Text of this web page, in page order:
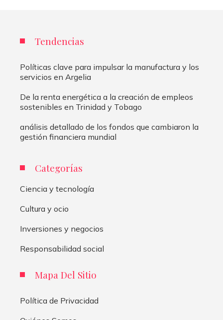
Tendencias
Políticas clave para impulsar la manufactura y los
servicios en Argelia
De la renta energética a la creación de empleos
sostenibles en Trinidad y Tobago
análisis detallado de los fondos que cambiaron la
gestión financiera mundial
Categorías
Ciencia y tecnología
Cultura y ocio
Inversiones y negocios
Responsabilidad social
Mapa Del Sitio
Política de Privacidad